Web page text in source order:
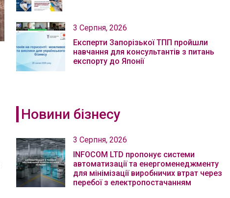
3 Серпня, 2026
Експерти Запорізької ТПП пройшли
навчання для консультантів з питань
експорту до Японії
Новини бізнесу
3 Серпня, 2026
INFOCOM LTD пропонує системи
автоматизації та енергоменеджменту
для мінімізації виробничих втрат через
перебої з електропостачанням